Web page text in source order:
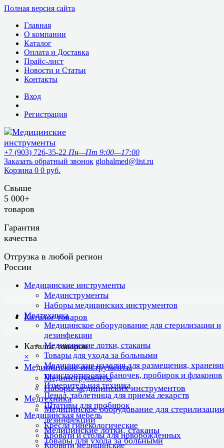
Полная версия сайта
Главная
О компании
Каталог
Оплата и Доставка
Прайс-лист
Новости и Статьи
Контакты
Вход
Регистрация
+7 (903) 726-35-22 Пн—Пт 9:00—17:00
Заказать обратный звонок globalmed@list.ru
Корзина 0 0 руб.
Свыше
5 000+
товаров
Гарантия
качества
Отгрузка в любой регион
России
Медицинские инструменты
Мединструменты
Наборы медицинских инструментов
Медтехника
Медицинское оборудование для стерилизации и
дезинфекции
Медицинские лотки, стаканы
Товары для ухода за больными
Медицинские изделия для размещения,
транспортировки баночек, пробирок и флаконов
Измерительная техника
Пенал, таблетница для приема лекарств
Штативы для пробирок
Медицинская мебель
Кресла гинекологические
Кровати и столы для новорожденных
Кровати медицинские
Каталог товаров
Каталог товаров
×
Медицинские инструменты
Мединструменты
Наборы медицинских инструментов
Медтехника
Медицинское оборудование для
дезинфекции
Медицинские лотки, стаканы
Товары для ухода за больными